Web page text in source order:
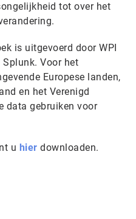
tot over het
is uitgevoerd door WPI
Voor het
Europese landen,
en het Verenigd
data gebruiken voor
u hier downloaden.